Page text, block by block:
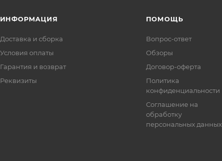
ИНФОРМАЦИЯ
Доставка и сборка
Условия оплаты
Гарантия и возврат
Реквизиты
ПОМОЩЬ
Вопрос-ответ
Обзоры
Договор-оферта
Политика
конфиденциальности
Соглашение на
обработку
персональных данных